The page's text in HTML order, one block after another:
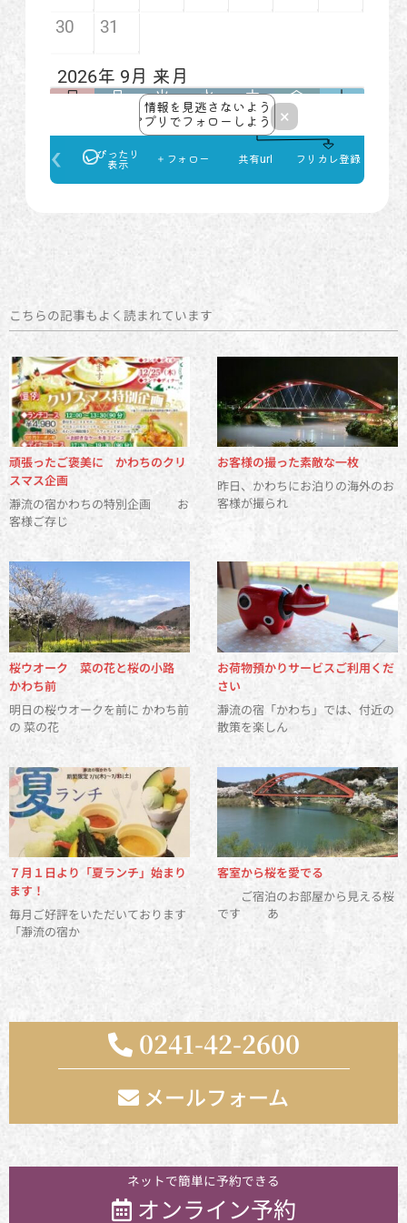
こちらの記事もよく読まれています
頑張ったご褒美に かわちのクリ
スマス企画
瀞流の宿かわちの特別企画 お
客様ご存じ
お客様の撮った素敵な一枚
昨日、かわちにお泊りの海外のお
客様が撮られ
桜ウオーク 菜の花と桜の小路
かわち前
明日の桜ウオークを前に かわち前
の 菜の花
お荷物預かりサービスご利用くだ
さい
瀞流の宿「かわち」では、付近の
散策を楽しん
７月１日より「夏ランチ」始まり
ます！
毎月ご好評をいただいております
「瀞流の宿か
客室から桜を愛でる
ご宿泊のお部屋から見える桜
です あ
0241-42-2600
メールフォーム
お気軽にお問い合わせください
ネットで簡単に予約できる
オンライン予約